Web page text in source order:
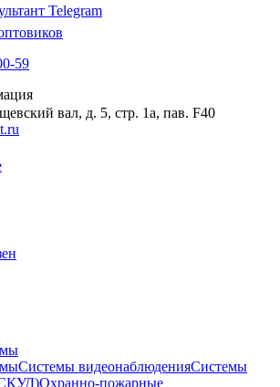
Telegram
59
вал, д. 5, стр. 1а, пав. F40
Системы видеонаблюденияСистемы
Охранно-пожарные